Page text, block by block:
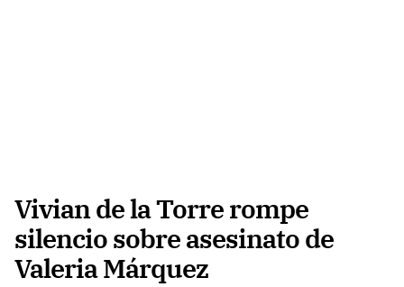
Vivian de la Torre rompe
silencio sobre asesinato de
Valeria Márquez